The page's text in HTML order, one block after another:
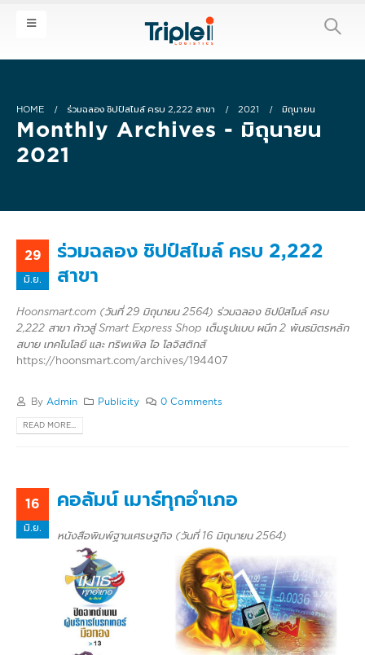
HOME ร่วมฉลอง ชิปป์สไมล์ ครบ 2,222 สาขา 2021 มิถุนายน
Monthly Archives - มิถุนายน
2021
29
มิ.ย.
ร่วมฉลอง ชิปป์สไมล์ ครบ 2,222
สาขา
Hoonsmart.com (วันที่ 29 มิถุนายน 2564) ร่วมฉลอง ชิปป์สไมล์ ครบ
2,222 สาขา ก้าวสู่ Smart Express Shop เต็มรูปแบบ ผนึก 2 พันธมิตรหลัก
สบาย เทคโนโลยี และ ทริพเพิล ไอ โลจิสติกส์
https://hoonsmart.com/archives/194407
By Admin Publicity 0 Comments
READ MORE...
16
มิ.ย.
คอลัมน์ เมาธ์ทุกอำเภอ
หนังสือพิมพ์ฐานเศรษฐกิจ (วันที่ 16 มิถุนายน 2564)